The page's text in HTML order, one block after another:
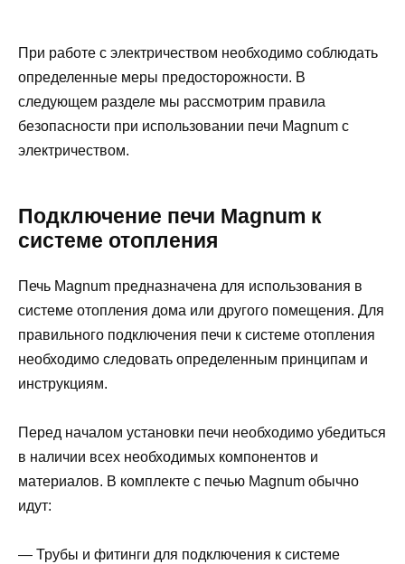
При работе с электричеством необходимо соблюдать
определенные меры предосторожности. В
следующем разделе мы рассмотрим правила
безопасности при использовании печи Magnum с
электричеством.
Подключение печи Magnum к
системе отопления
Печь Magnum предназначена для использования в
системе отопления дома или другого помещения. Для
правильного подключения печи к системе отопления
необходимо следовать определенным принципам и
инструкциям.
Перед началом установки печи необходимо убедиться
в наличии всех необходимых компонентов и
материалов. В комплекте с печью Magnum обычно
идут:
— Трубы и фитинги для подключения к системе